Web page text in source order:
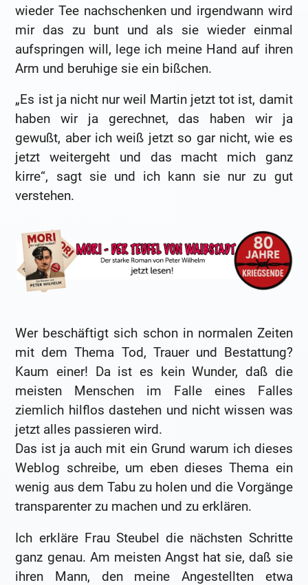
wieder Tee nachschenken und irgendwann wird
mir das zu bunt und als sie wieder einmal
aufspringen will, lege ich meine Hand auf ihren
Arm und beruhige sie ein bißchen.
„Es ist ja nicht nur weil Martin jetzt tot ist, damit
haben wir ja gerechnet, das haben wir ja
gewußt, aber ich weiß jetzt so gar nicht, wie es
jetzt weitergeht und das macht mich ganz
kirre“, sagt sie und ich kann sie nur zu gut
verstehen.
Wer beschäftigt sich schon in normalen Zeiten
mit dem Thema Tod, Trauer und Bestattung?
Kaum einer! Da ist es kein Wunder, daß die
meisten Menschen im Falle eines Falles
ziemlich hilflos dastehen und nicht wissen was
jetzt alles passieren wird.
Das ist ja auch mit ein Grund warum ich dieses
Weblog schreibe, um eben dieses Thema ein
wenig aus dem Tabu zu holen und die Vorgänge
transparenter zu machen und zu erklären.
Ich erkläre Frau Steubel die nächsten Schritte
ganz genau. Am meisten Angst hat sie, daß sie
ihren Mann, den meine Angestellten etwa